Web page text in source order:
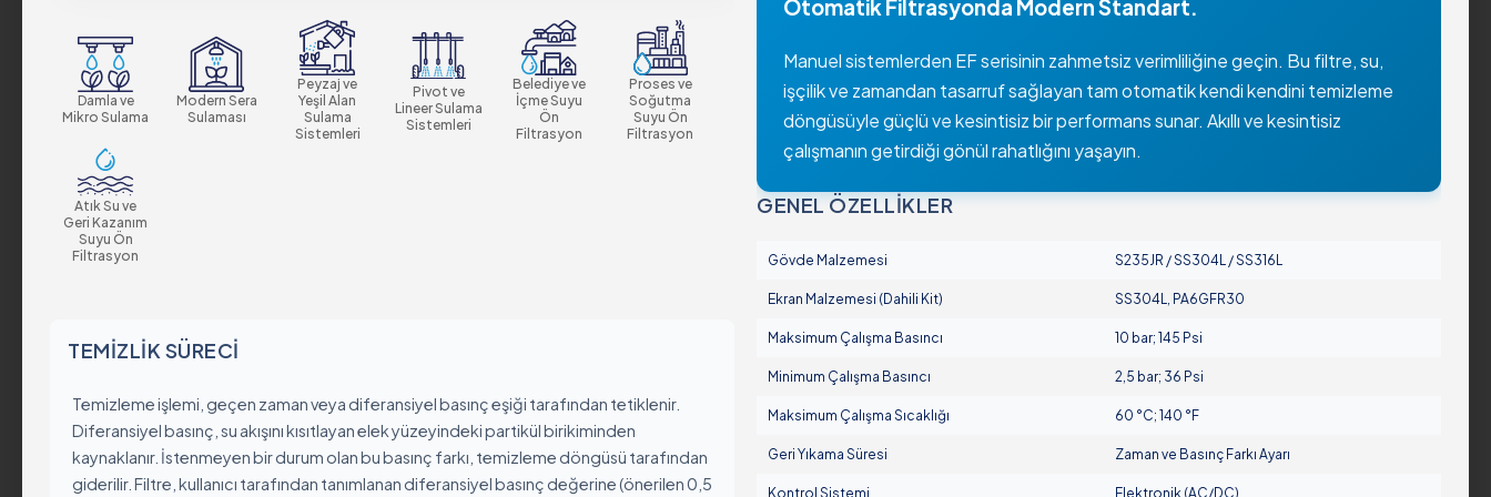
Damla ve
Mikro Sulama
Modern Sera
Sulaması
Peyzaj ve
Yeşil Alan
Sulama
Sistemleri
Pivot ve
Lineer Sulama
Sistemleri
Belediye ve
İçme Suyu
Ön
Filtrasyon
Proses ve
Soğutma
Suyu Ön
Filtrasyon
Atık Su ve
Geri Kazanım
Suyu Ön
Filtrasyon
TEMIZLIK SÜRECI
Temizleme işlemi, geçen zaman veya diferansiyel basınç eşiği tarafından tetiklenir.
Diferansiyel basınç, su akışını kısıtlayan elek yüzeyindeki partikül birikiminden
kaynaklanır. İstenmeyen bir durum olan bu basınç farkı, temizleme döngüsü tarafından
giderilir. Filtre, kullanıcı tarafından tanımlanan diferansiyel basınç değerine (önerilen 0,5
Otomatik Filtrasyonda Modern Standart.
Manuel sistemlerden EF serisinin zahmetsiz verimliliğine geçin. Bu filtre, su,
işçilik ve zamandan tasarruf sağlayan tam otomatik kendi kendini temizleme
döngüsüyle güçlü ve kesintisiz bir performans sunar. Akıllı ve kesintisiz
çalışmanın getirdiği gönül rahatlığını yaşayın.
GENEL ÖZELLİKLER
Gövde Malzemesi S235JR / SS304L / SS316L
Ekran Malzemesi (Dahili Kit) SS304L, PA6GFR30
Maksimum Çalışma Basıncı 10 bar; 145 Psi
Minimum Çalışma Basıncı 2,5 bar; 36 Psi
Maksimum Çalışma Sıcaklığı 60 °C; 140 °F
Geri Yıkama Süresi Zaman ve Basınç Farkı Ayarı
Kontrol Sistemi Elektronik (AC/DC)
Sürdürebilirlik
Sertifikalar & Standartlar
Kurumsal Politikalar
Gravel Filtreler ve Hidrosiklonlar
Pompa Koruma Filtreleri
Gübreleme Ekipmanı
Sistemler
Kontrol Panoları
Vanalar
Yarı Otomatik Filtreler
Manuel Filtreler
Gravel Filtreler ve Hidrosiklonlar